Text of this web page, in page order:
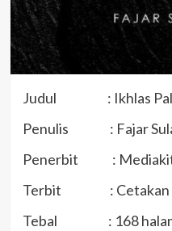
Judul : Ikhlas
Penulis : Fajar
Penerbit :
Terbit : Cetakan
Tebal : 168